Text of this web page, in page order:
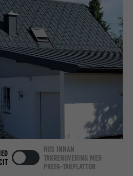
HUS INNAN
TAKRENOVERING MED
PREFA-TAKPLATTOR
av den sociala
LinkedIn för att
användningen av inbäddade